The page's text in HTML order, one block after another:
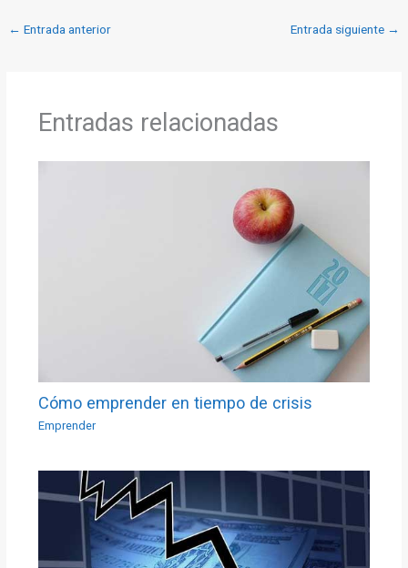
← Entrada anterior Entrada siguiente →
Entradas relacionadas
Cómo emprender en tiempo de crisis
Emprender